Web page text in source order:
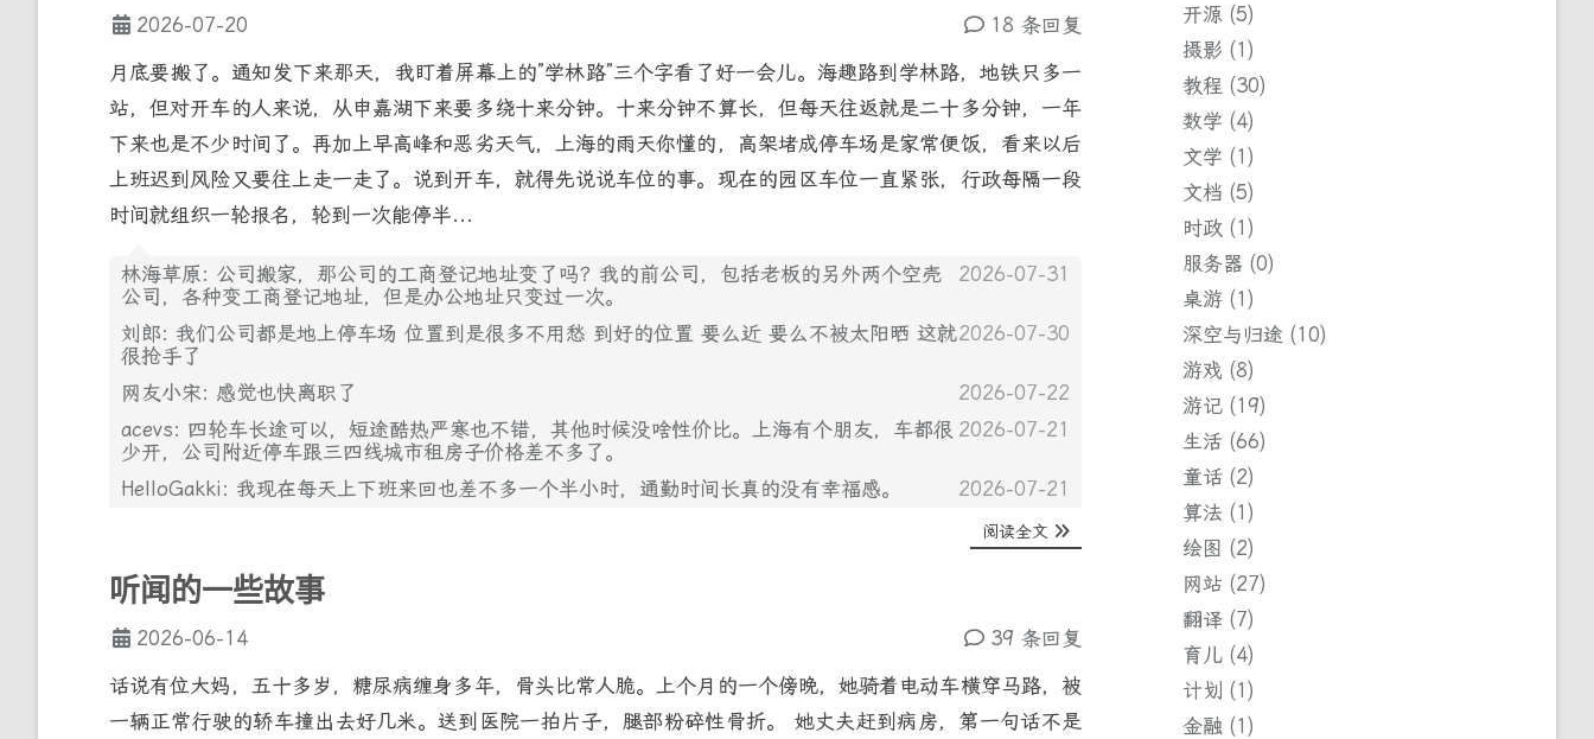
2026-07-20
18 条回复
月底要搬了。通知发下来那天，我盯着屏幕上的”学林路”三个字看了好一会儿。海趣路到学林路，地铁只多一
站，但对开车的人来说，从申嘉湖下来要多绕十来分钟。十来分钟不算长，但每天往返就是二十多分钟，一年
下来也是不少时间了。再加上早高峰和恶劣天气，上海的雨天你懂的，高架堵成停车场是家常便饭，看来以后
上班迟到风险又要往上走一走了。说到开车，就得先说说车位的事。现在的园区车位一直紧张，行政每隔一段
时间就组织一轮报名，轮到一次能停半...
2026-07-31
林海草原: 公司搬家，那公司的工商登记地址变了吗？我的前公司，包括老板的另外两个空壳
公司，各种变工商登记地址，但是办公地址只变过一次。
2026-07-30
刘郎: 我们公司都是地上停车场 位置到是很多不用愁 到好的位置 要么近 要么不被太阳晒 这就
很抢手了
2026-07-22
网友小宋: 感觉也快离职了
2026-07-21
acevs: 四轮车长途可以，短途酷热严寒也不错，其他时候没啥性价比。上海有个朋友，车都很
少开，公司附近停车跟三四线城市租房子价格差不多了。
2026-07-21
HelloGakki: 我现在每天上下班来回也差不多一个半小时，通勤时间长真的没有幸福感。
阅读全文
听闻的一些故事
2026-06-14
39 条回复
话说有位大妈，五十多岁，糖尿病缠身多年，骨头比常人脆。上个月的一个傍晚，她骑着电动车横穿马路，被
一辆正常行驶的轿车撞出去好几米。送到医院一拍片子，腿部粉碎性骨折。 她丈夫赶到病房，第一句话不是
开源 5
摄影
1
教程
30
数学
4
文学
1
文档 5
时政
1
服务器 0
桌游
1
深空与归途
10
游戏 8
游记
19
生活 66
童话 2
算法
1
绘图
2
网站
27
翻译 7
育儿 4
计划
1
金融
1